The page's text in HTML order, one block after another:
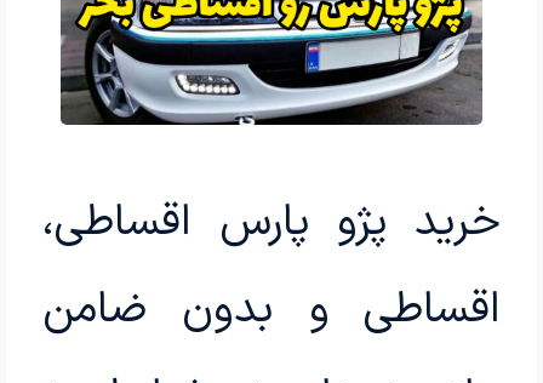
خرید پژو پارس اقساطی،
اقساطی و بدون ضامن